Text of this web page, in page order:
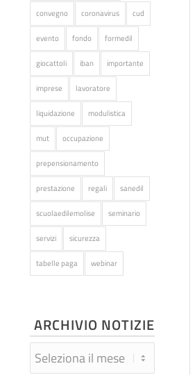
convegno coronavirus cud
evento fondo formedil
giocattoli iban importante
imprese lavoratore
liquidazione modulistica
mut occupazione
prepensionamento
prestazione regali sanedil
scuolaedilemolise seminario
servizi sicurezza
tabelle paga webinar
ARCHIVIO NOTIZIE